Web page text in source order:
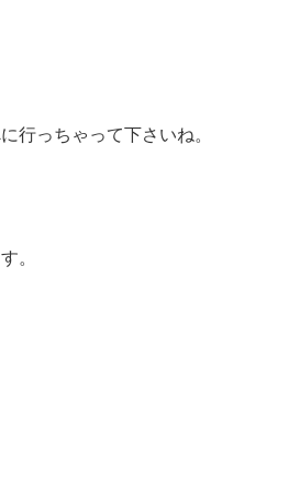
行っちゃって下さいね。
。